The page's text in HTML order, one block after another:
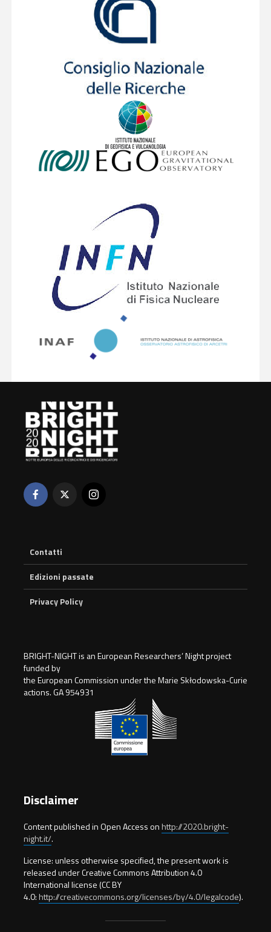
Contatti
Edizioni passate
Privacy Policy
BRIGHT-NIGHT is an European Researchers’ Night project
funded by
the European Commission under the Marie Skłodowska-Curie
actions. GA 954931
Disclaimer
Content published in Open Access onhttp://2020.bright-
night.it/.
License: unless otherwise specified, the present work is
released under Creative Commons Attribution 4.0
International license (CC BY
4.0:http://creativecommons.org/licenses/by/4.0/legalcode).